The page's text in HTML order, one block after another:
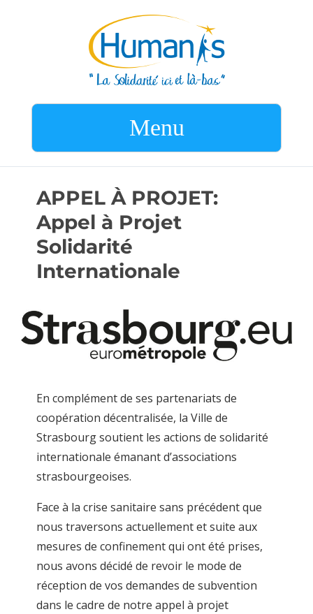
Menu
APPEL À PROJET:
Appel à Projet
Solidarité
Internationale
En complément de ses partenariats de
coopération décentralisée, la Ville de
Strasbourg soutient les actions de solidarité
internationale émanant d’associations
strasbourgeoises.
Face à la crise sanitaire sans précédent que
nous traversons actuellement et suite aux
mesures de confinement qui ont été prises,
nous avons décidé de revoir le mode de
réception de vos demandes de subvention
dans le cadre de notre appel à projet